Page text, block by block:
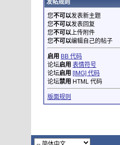
发帖规则
您不可以发表新主题
您不可以发表回复
您不可以上传附件
您不可以编辑自己的帖子
启用 BB 代码
论坛启用 表情符号
论坛启用 [IMG] 代码
论坛禁用 HTML 代码
版面规则